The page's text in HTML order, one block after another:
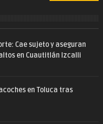
Cae sujeto y aseguran
en Cuautitlán Izcalli
en Toluca tras